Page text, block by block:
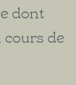
dont
cours de